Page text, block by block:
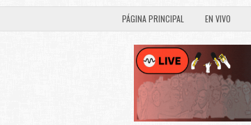
PÁGINA PRINCIPAL EN VIVO